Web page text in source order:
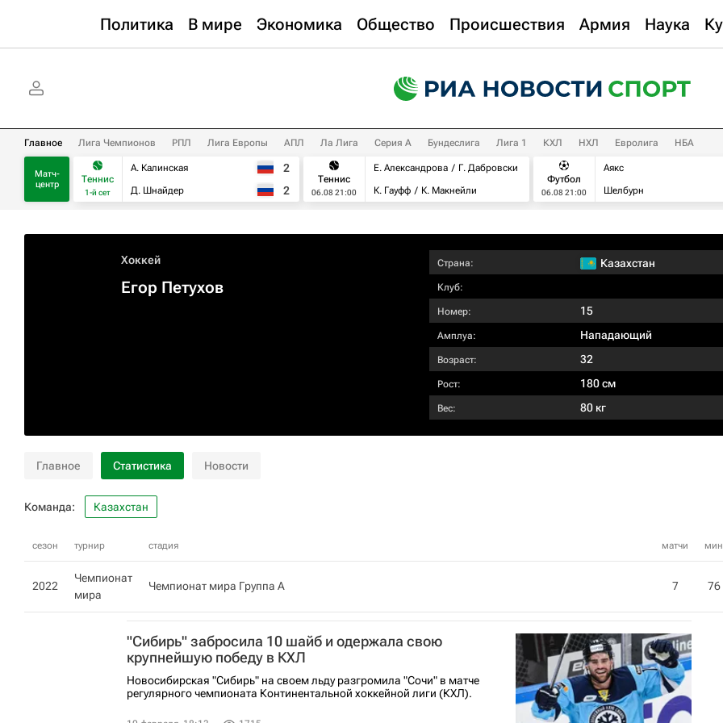
Политика В мире Экономика Общество Происшествия Армия Наука
Главное Лига Чемпионов РПЛ Лига Европы АПЛ Ла Лига Серия А Бундеслига Лига 1 КХЛ НХЛ Евролига НБА
Матч-
центр
Теннис
1-й сет
А. Калинская
Д. Шнайдер
2
2
Теннис
06.08 21:00
Е. Александрова
Г. Дабровски
К. Гауфф
К. Макнейли
Футбол
06.08 21:00
Аякс
Шелбурн
Хоккей
Егор Петухов
Страна: Казахстан
Клуб:
Номер: 15
Амплуа: Нападающий
Возраст: 32
Рост: 180 см
Вес: 80 кг
Главное Статистика Новости
Команда: Казахстан
сезон турнир стадия матчи мин
2022
Чемпионат
мира
Чемпионат мира Группа A 7 76
"Сибирь" забросила 10 шайб и одержала свою
крупнейшую победу в КХЛ
Новосибирская "Сибирь" на своем льду разгромила "Сочи" в матче
регулярного чемпионата Континентальной хоккейной лиги (КХЛ).